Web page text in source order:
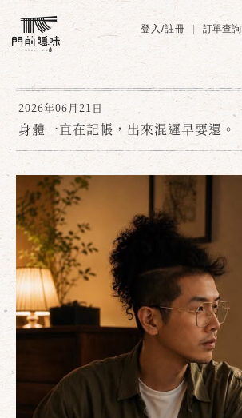
登入/註冊 訂單查詢
2026年06月21日
身體一直在記帳，出來混遲早要還。